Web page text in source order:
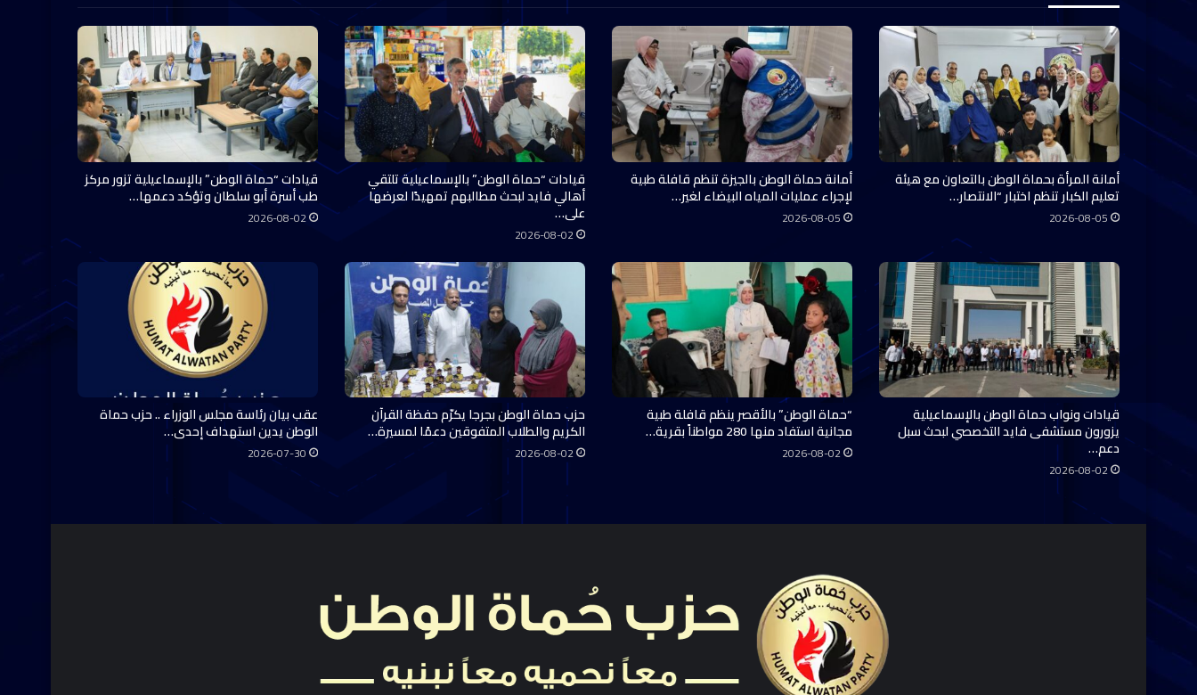
أمانة المرأة بحماة الوطن بالتعاون مع هيئة
تعليم الكبار تنظم اختبار “الانتصار…
2026-08-05
أمانة حماة الوطن بالجيزة تنظم قافلة طبية
لإجراء عمليات المياه البيضاء لغير…
2026-08-05
قيادات “حماة الوطن” بالإسماعيلية تلتقي
أهالي فايد لبحث مطالبهم تمهيدًا لعرضها
على…
2026-08-02
قيادات “حماة الوطن” بالإسماعيلية تزور مركز
طب أسرة أبو سلطان وتؤكد دعمها…
2026-08-02
قيادات ونواب حماة الوطن بالإسماعيلية
يزورون مستشفى فايد التخصصي لبحث سبل
دعم…
2026-08-02
“حماة الوطن” بالأقصر ينظم قافلة طبية
مجانية استفاد منها 280 مواطناً بقرية…
2026-08-02
حزب حماة الوطن بجرجا يكرّم حفظة القرآن
الكريم والطلاب المتفوقين دعمًا لمسيرة…
2026-08-02
عقب بيان رئاسة مجلس الوزراء .. حزب حماة
الوطن يدين استهداف إحدى…
2026-07-30